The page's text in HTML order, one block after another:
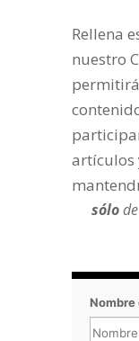
Rellena
nuestro
artículos
sólode
Nombre